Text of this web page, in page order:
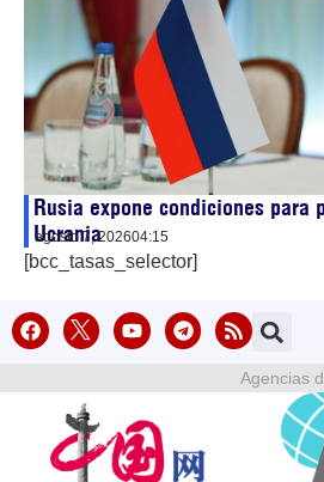
Rusia expone condiciones para
Ucrania
agosto 7, 202604:15
[bcc_tasas_selector]
Agencias